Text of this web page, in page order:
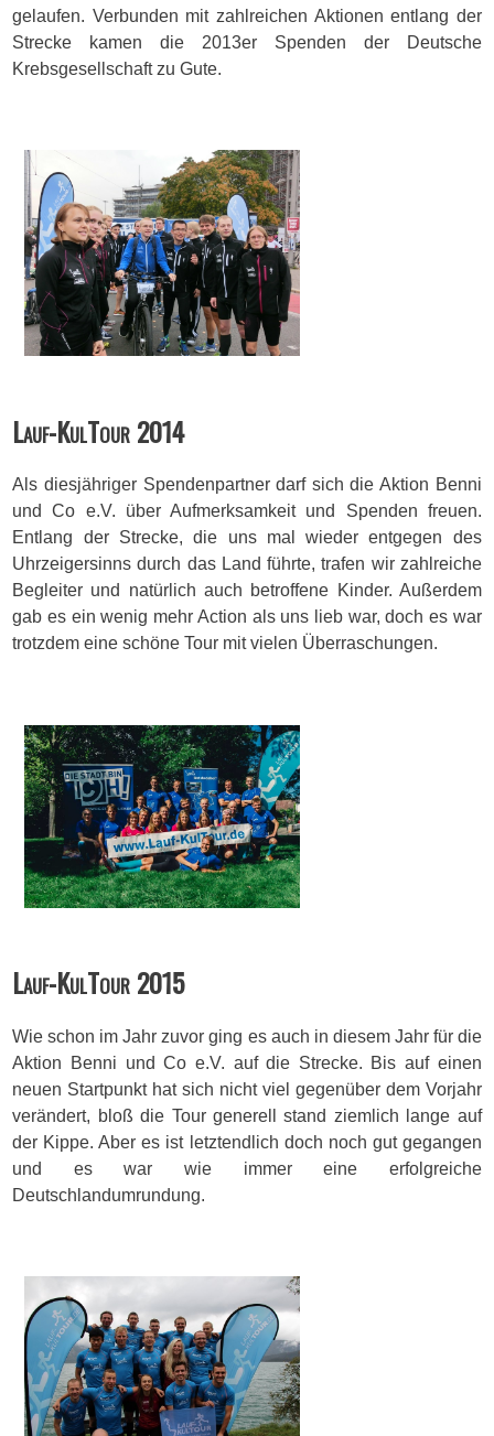
gelaufen. Verbunden mit zahlreichen Aktionen entlang der
Strecke kamen die 2013er Spenden der Deutsche
Krebsgesellschaft zu Gute.
Lauf-KulTour 2014
Als diesjähriger Spendenpartner darf sich die Aktion Benni
und Co e.V. über Aufmerksamkeit und Spenden freuen.
Entlang der Strecke, die uns mal wieder entgegen des
Uhrzeigersinns durch das Land führte, trafen wir zahlreiche
Begleiter und natürlich auch betroffene Kinder. Außerdem
gab es ein wenig mehr Action als uns lieb war, doch es war
trotzdem eine schöne Tour mit vielen Überraschungen.
Lauf-KulTour 2015
Wie schon im Jahr zuvor ging es auch in diesem Jahr für die
Aktion Benni und Co e.V. auf die Strecke. Bis auf einen
neuen Startpunkt hat sich nicht viel gegenüber dem Vorjahr
verändert, bloß die Tour generell stand ziemlich lange auf
der Kippe. Aber es ist letztendlich doch noch gut gegangen
und es war wie immer eine erfolgreiche
Deutschlandumrundung.